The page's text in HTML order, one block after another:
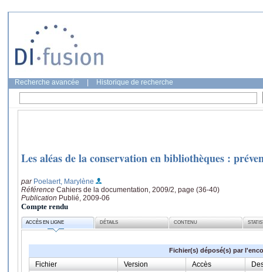
Recherche avancée Historique de recherche
Les aléas de la conservation en bibliothèques :
par Poelaert, Marylène
Référence Cahiers de la documentation, 2009/2, page (36-40)
Publication Publié, 2009-06
Compte rendu
ACCÈS EN LIGNE DÉTAILS CONTENU
Fichier(s) déposé(s) par
Fichier Version Accès